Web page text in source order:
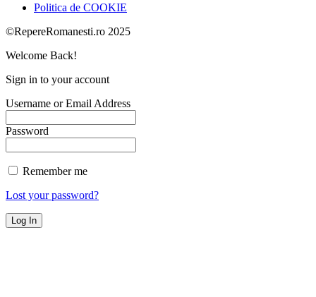
Politica de COOKIE
©RepereRomanesti.ro 2025
Welcome Back!
Sign in to your account
Username or Email Address
Password
Remember me
Lost your password?